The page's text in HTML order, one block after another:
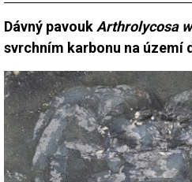
Dávný pavouk Arthrolycosa
svrchním karbonu na území